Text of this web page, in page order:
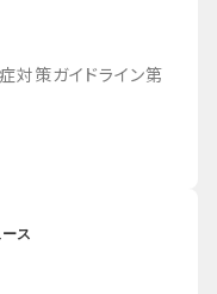
対策ガイドライン第
ス